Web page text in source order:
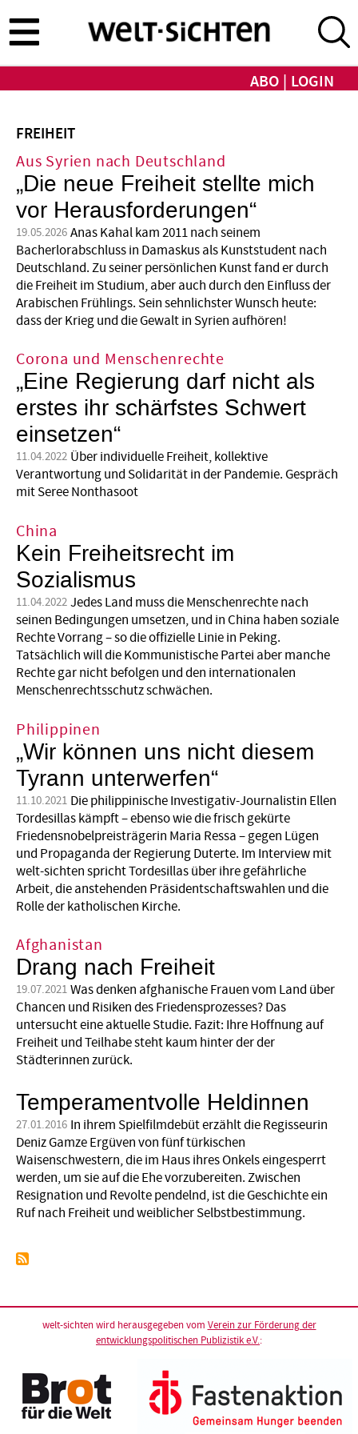
zum
Inhalt
ABO LOGIN
FREIHEIT
Aus Syrien nach Deutschland
„Die neue Freiheit stellte mich
vor Herausforderungen“
19.05.2026 Anas Kahal kam 2011 nach seinem
Bacherlorabschluss in Damaskus als Kunststudent nach
Deutschland. Zu seiner persönlichen Kunst fand er durch
die Freiheit im Studium, aber auch durch den Einfluss der
Arabischen Frühlings. Sein sehnlichster Wunsch heute:
dass der Krieg und die Gewalt in Syrien aufhören!
Corona und Menschenrechte
„Eine Regierung darf nicht als
erstes ihr schärfstes Schwert
einsetzen“
11.04.2022 Über individuelle Freiheit, kollektive
Verantwortung und Solidarität in der Pandemie. Gespräch
mit Seree Nonthasoot
China
Kein Freiheitsrecht im
Sozialismus
11.04.2022 Jedes Land muss die Menschenrechte nach
seinen Bedingungen umsetzen, und in China haben soziale
Rechte Vorrang – so die offizielle Linie in Peking.
Tatsächlich will die Kommunistische Partei aber manche
Rechte gar nicht befolgen und den inter­­­na­tionalen
Menschenrechtsschutz schwächen.
Philippinen
„Wir können uns nicht diesem
Tyrann unterwerfen“
11.10.2021 Die philippinische Investigativ-Journalistin Ellen
Tordesillas kämpft – ebenso wie die frisch gekürte
Friedensnobelpreisträgerin Maria Ressa – gegen Lügen
und Propaganda der Regierung Duterte. Im Interview mit
welt-sichten spricht Tordesillas über ihre gefährliche
Arbeit, die anstehenden Präsidentschaftswahlen und die
Rolle der katholischen Kirche.
Afghanistan
Drang nach Freiheit
19.07.2021 Was denken afghanische Frauen vom Land über
Chancen und Risiken des Friedensprozesses? Das
untersucht eine aktuelle Studie. Fazit: Ihre Hoffnung auf
Freiheit und Teilhabe steht kaum hinter der der
Städterinnen zurück.
Temperamentvolle Heldinnen
27.01.2016 In ihrem Spielfilmdebüt erzählt die Regisseurin
Deniz Gamze Ergüven von fünf türkischen
Waisenschwestern, die im Haus ihres Onkels eingesperrt
werden, um sie auf die Ehe vorzubereiten. Zwischen
Resignation und Revolte pendelnd, ist die Geschichte ein
Ruf nach Freiheit und weiblicher Selbstbestimmung.
welt-sichten wird herausgegeben vom Verein zur Förderung der
entwicklungspolitischen Publizistik e.V.: